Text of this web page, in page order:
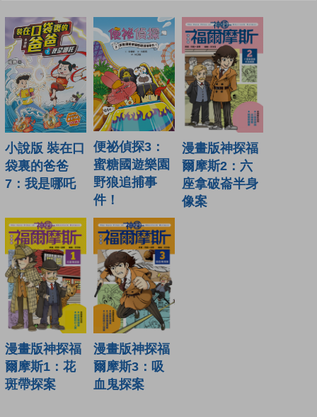
小說版 裝在口
袋裏的爸爸
7：我是哪吒
便祕偵探3：
蜜糖國遊樂園
野狼追捕事
件！
漫畫版神探福
爾摩斯2：六
座拿破崙半身
像案
漫畫版神探福
爾摩斯1：花
斑帶探案
漫畫版神探福
爾摩斯3：吸
血鬼探案